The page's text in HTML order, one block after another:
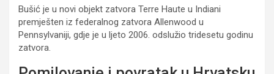
Bušić je u novi objekt zatvora Terre Haute u Indiani
premješten iz federalnog zatvora Allenwood u
Pennsylvaniji, gdje je u ljeto 2006. odslužio tridesetu godinu
zatvora.